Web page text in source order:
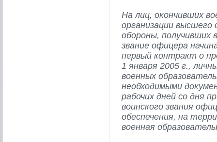
На лиц, окончивших
организации
обороны, получивших
звание офицера
первый контракт о
1 января 2005 г.,
военных
необходимыми
рабочих дней со дня
воинского звания
обеспечения, на
военная